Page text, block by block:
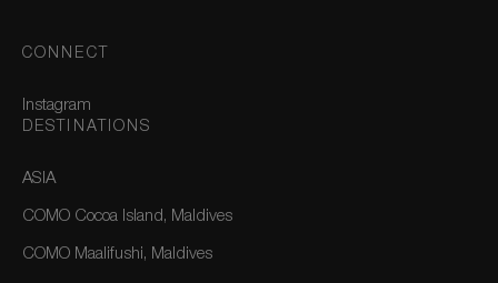
CONNECT
Instagram
DESTINATIONS
ASIA
COMO Cocoa Island, Maldives
COMO Maalifushi, Maldives